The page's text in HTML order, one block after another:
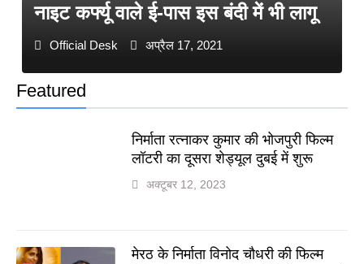
Featured
निर्माता रत्नाकर कुमार की भोजपुरी फिल्म
लॉटरी का दूसरा शेड्यूल दुबई में शुरू
अक्टूबर 12, 2023
मेरठ के निर्माता विनोद चौधरी की फिल्म
नाइट कर्फ्यू वाले ई-पास इस बंदी में भी लागू
Official Desk अप्रैल 17, 2021